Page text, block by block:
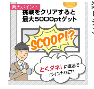
楽天ポイント